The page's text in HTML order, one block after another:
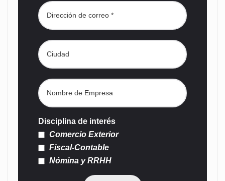
Disciplina de interés
Comercio Exterior
Fiscal-Contable
Nómina y RRHH